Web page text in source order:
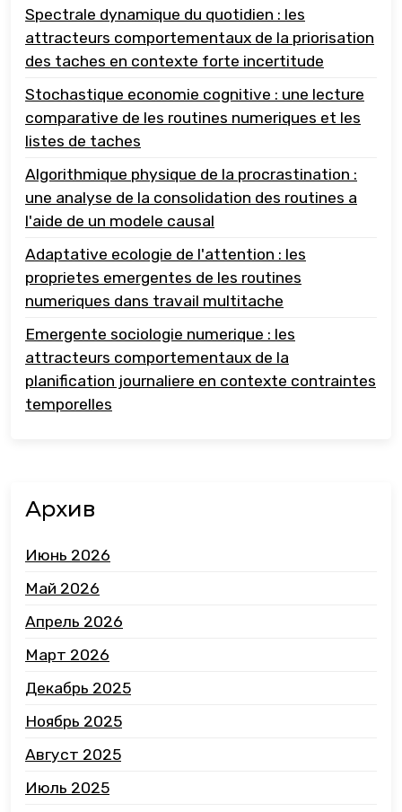
Spectrale dynamique du quotidien : les
attracteurs comportementaux de la priorisation
des taches en contexte forte incertitude
Stochastique economie cognitive : une lecture
comparative de les routines numeriques et les
listes de taches
Algorithmique physique de la procrastination :
une analyse de la consolidation des routines a
l'aide de un modele causal
Adaptative ecologie de l'attention : les
proprietes emergentes de les routines
numeriques dans travail multitache
Emergente sociologie numerique : les
attracteurs comportementaux de la
planification journaliere en contexte contraintes
temporelles
Архив
Июнь 2026
Май 2026
Апрель 2026
Март 2026
Декабрь 2025
Ноябрь 2025
Август 2025
Июль 2025